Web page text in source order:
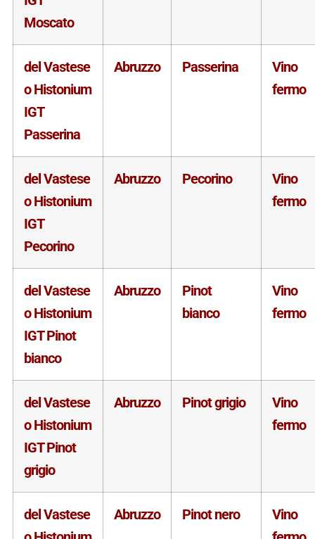
Moscato
del Vastese
o Histonium
IGT
Passerina
Abruzzo Passerina
Vino
fermo
del Vastese
o Histonium
IGT
Pecorino
Abruzzo Pecorino
Vino
fermo
del Vastese
o Histonium
IGT Pinot
bianco
Abruzzo
Pinot
bianco
Vino
fermo
del Vastese
o Histonium
IGT Pinot
grigio
Abruzzo Pinot grigio
Vino
fermo
del Vastese
Abruzzo Pinot nero
Vino